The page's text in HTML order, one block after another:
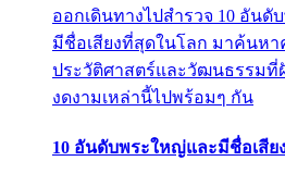
ออกเดินทางไปสำรวจ 10 อัน
มีชื่อเสียงที่สุดในโลก มาค้นห
ประวัติศาสตร์และวัฒนธรรมที่
งดงามเหล่านี้ไปพร้อมๆ กัน
10 อันดับพระใหญ่และมีชื่อเสีย